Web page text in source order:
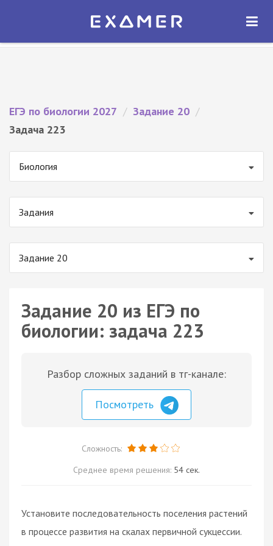
Экзамер — ЕГЭ 2027
ОТКРЫТЬ
ЕГЭ по биологии 2027 / Задание 20 /
Задача 223
Биология
Задания
Задание 20
Задание 20 из ЕГЭ по
биологии: задача 223
Разбор сложных заданий в тг-канале:
Посмотреть
Сложность:
Среднее время решения: 54 сек.
Установите последовательность поселения растений
в процессе развития на скалах первичной сукцессии.